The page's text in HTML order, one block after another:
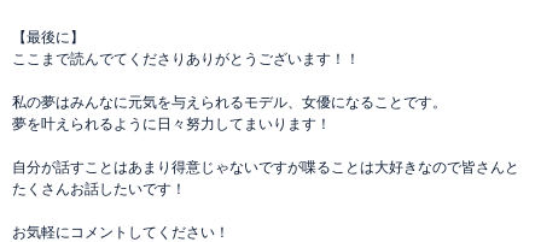
【最後に】
ここまで読んでてくださりありがとうございます！！
私の夢はみんなに元気を与えられるモデル、女優になることです。
夢を叶えられるように日々努力してまいります！
自分が話すことはあまり得意じゃないですが喋ることは大好きなので皆さんと
たくさんお話したいです！
お気軽にコメントしてください！